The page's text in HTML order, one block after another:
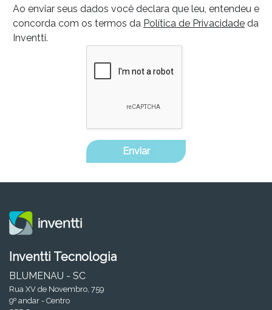
Ao enviar seus dados você declara que leu, entendeu e
concorda com os termos da Política de Privacidade da
Inventti.
Enviar
Inventti Tecnologia
BLUMENAU - SC
Rua XV de Novembro, 759
9º andar - Centro